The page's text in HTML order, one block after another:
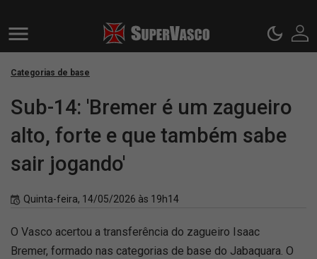
Categorias de base
Sub-14: 'Bremer é um zagueiro
alto, forte e que também sabe
sair jogando'
Quinta-feira, 14/05/2026 às 19h14
O Vasco acertou a transferência do zagueiro Isaac
Bremer, formado nas categorias de base do Jabaquara. O